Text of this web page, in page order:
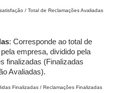
/ Total de Reclamações Avaliadas
: Corresponde ao total de
empresa, dividido pela
finalizadas (Finalizadas
Avaliadas).
Finalizadas / Reclamações Finalizadas